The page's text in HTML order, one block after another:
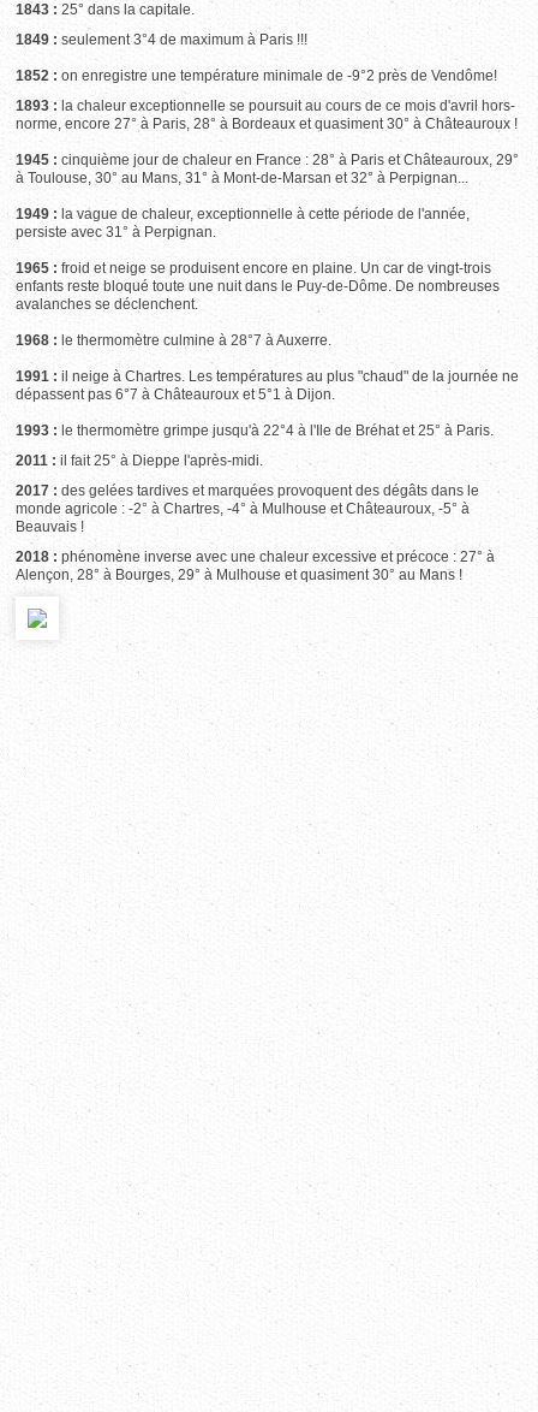
1843 : 25° dans la capitale.
1849 : seulement 3°4 de maximum à Paris !!!
1852 : on enregistre une température minimale de -9°2 près de Vendôme!
1893 : la chaleur exceptionnelle se poursuit au cours de ce mois d'avril hors-
norme, encore 27° à Paris, 28° à Bordeaux et quasiment 30° à Châteauroux !
1945 : cinquième jour de chaleur en France : 28° à Paris et Châteauroux, 29°
à Toulouse, 30° au Mans, 31° à Mont-de-Marsan et 32° à Perpignan...
1949 : la vague de chaleur, exceptionnelle à cette période de l'année,
persiste avec 31° à Perpignan.
1965 : froid et neige se produisent encore en plaine. Un car de vingt-trois
enfants reste bloqué toute une nuit dans le Puy-de-Dôme. De nombreuses
avalanches se déclenchent.
1968 : le thermomètre culmine à 28°7 à Auxerre.
1991 : il neige à Chartres. Les températures au plus "chaud" de la journée ne
dépassent pas 6°7 à Châteauroux et 5°1 à Dijon.
1993 : le thermomètre grimpe jusqu'à 22°4 à l'Ile de Bréhat et 25° à Paris.
2011 : il fait 25° à Dieppe l'après-midi.
2017 : des gelées tardives et marquées provoquent des dégâts dans le
monde agricole : -2° à Chartres, -4° à Mulhouse et Châteauroux, -5° à
Beauvais !
2018 : phénomène inverse avec une chaleur excessive et précoce : 27° à
Alençon, 28° à Bourges, 29° à Mulhouse et quasiment 30° au Mans !